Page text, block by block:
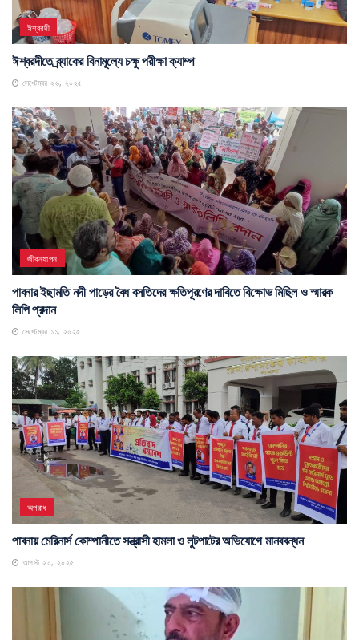
ঈশ্বরদী
ঈশ্বরদীতে ব্র্যাকের বিনামূল্যে চক্ষু পরীক্ষা ক্যাম্প
সেপ্টেম্বর ২৬, ২০২৫
জীবনযাপন
পাবনার ইছামতি নদী পাড়ের বৈধ বসতিদের ক্ষতিপূরণের দাবিতে বিক্ষোভ মিছিল ও স্মারক
লিপি প্রদান
সেপ্টেম্বর ১১, ২০২৫
অপরাধ
পাবনায় মেরিনার্স কোম্পানীতে সন্ত্রাসী হামলা ও লুটপাটের অভিযোগে মানববন্ধন
আগস্ট ২০, ২০২৫